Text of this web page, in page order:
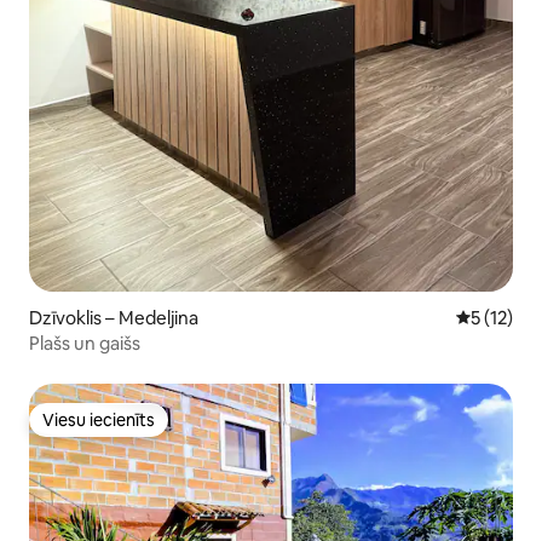
Dzīvoklis – Medeljina Vidējais
5 (12)
Plašs un gaišs
Viesu iecienīts
Viesu iecienīts